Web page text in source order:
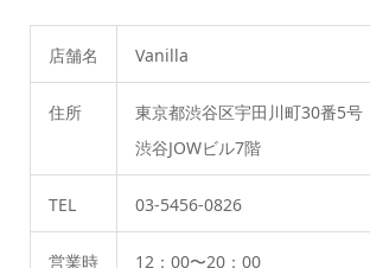
店舗名 Vanilla
住所
東京都渋谷区宇田川町30番5号
渋谷JOWビル7階
TEL 03-5456-0826
営業時
12：00〜20：00